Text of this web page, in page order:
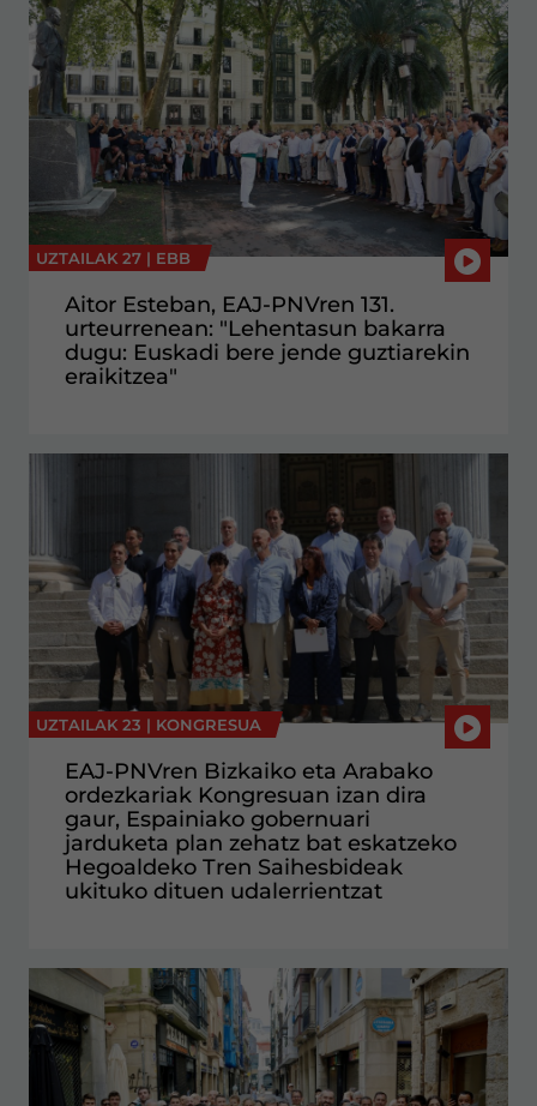
UZTAILAK 27 | EBB
Aitor Esteban, EAJ-PNVren 131.
urteurrenean: "Lehentasun bakarra
dugu: Euskadi bere jende guztiarekin
eraikitzea"
UZTAILAK 23 | KONGRESUA
EAJ-PNVren Bizkaiko eta Arabako
ordezkariak Kongresuan izan dira
gaur, Espainiako gobernuari
jarduketa plan zehatz bat eskatzeko
Hegoaldeko Tren Saihesbideak
ukituko dituen udalerrientzat